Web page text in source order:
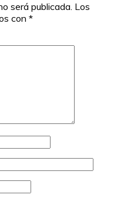
será publicada. Los
con *